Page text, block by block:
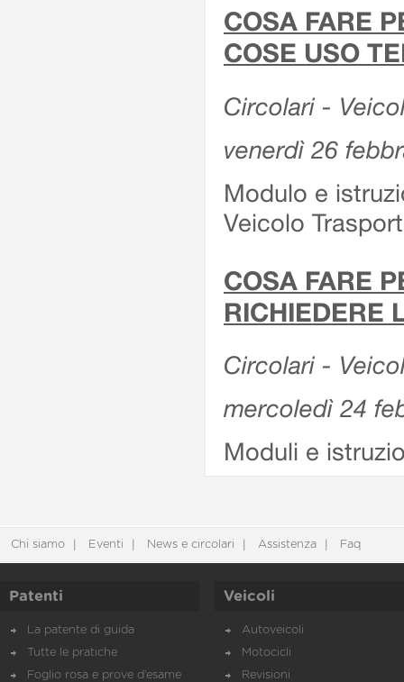
COSA FARE
COSE USO
Circolari -
venerdì 26
Modulo e
Veicolo
COSA FARE
RICHIEDERE
Circolari -
mercoledì 24
Moduli e
Chi siamo Eventi News e circolari Assistenza Faq
Patenti
La patente di guida
Tutte le pratiche
Foglio rosa e prove d’esame
Veicoli
Autoveicoli
Motocicli
Revisioni